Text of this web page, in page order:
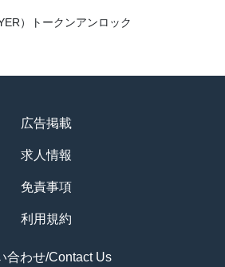
）トークンアンロック
広告掲載
求人情報
免責事項
利用規約
合わせ/Contact Us